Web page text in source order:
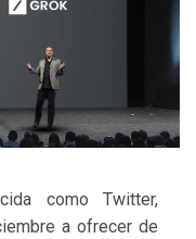
como Twitter,
a ofrecer de